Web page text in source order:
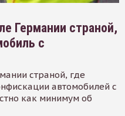
Германии страной,
с
страной, где
автомобилей с
как минимум об